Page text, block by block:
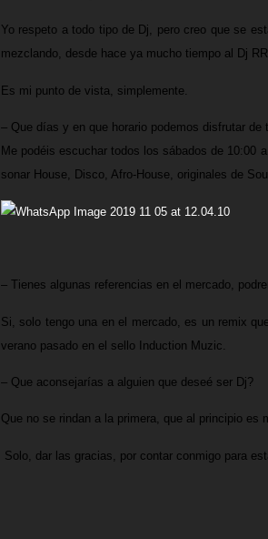
Yo respeto a todo tipo de Dj, pero creo que se
mezclando, desde hace ya mucho tiempo al Dj
Es mi punto de vista, simplemente.
– Que días y en que horario podemos disfrutar
Me podéis escuchar todos los sábados de 10:00
sonar House, Disco, Afro-House, originales de
– Tienes algunas referencias en el mercado,
Si, solo tengo una en el mercado, es un remix
verano pasado en el sello Induction Muzic.
– Que aconsejarías a alguien que deseé ser Dj?
Que no se rindan a la primera, que al principio
Solo, dar las gracias, por contar conmigo para